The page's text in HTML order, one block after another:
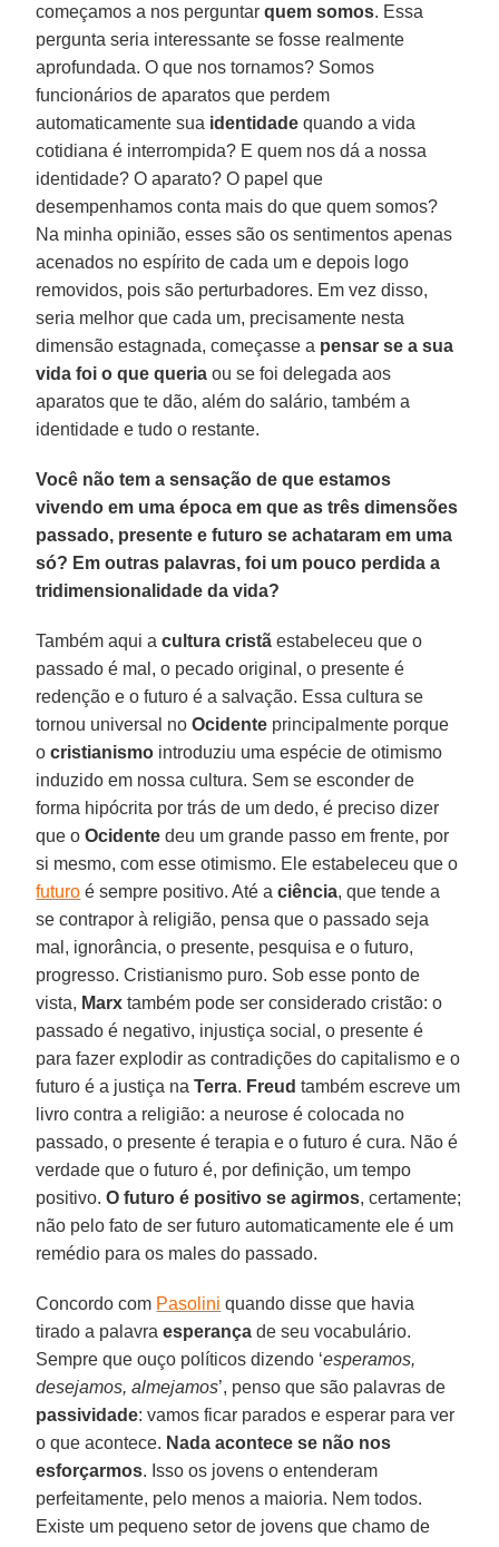
começamos a nos perguntarquem somos. Essa
pergunta seria interessante se fosse realmente
aprofundada. O que nos tornamos? Somos
funcionários de aparatos que perdem
automaticamente sua identidade quando a vida
cotidiana é interrompida? E quem nos dá a nossa
identidade? O aparato? O papel que
desempenhamos conta mais do que quem somos?
Na minha opinião, esses são os sentimentos apenas
acenados no espírito de cada um e depois logo
removidos, pois são perturbadores. Em vez disso,
seria melhor que cada um, precisamente nesta
dimensão estagnada, começasse a pensar se a sua
vida foi o que queria ou se foi delegada aos
aparatos que te dão, além do salário, também a
identidade e tudo o restante.
Você não tem a sensação de que estamos
vivendo em uma época em que as três dimensões
passado, presente e futuro se achataram em uma
só? Em outras palavras, foi um pouco perdida a
tridimensionalidade da vida?
Também aqui acultura cristã estabeleceu que o
passado é mal, o pecado original, o presente é
redenção e o futuro é a salvação. Essa cultura se
tornou universal noOcidente principalmente porque
ocristianismo introduziu uma espécie de otimismo
induzido em nossa cultura. Sem se esconder de
forma hipócrita por trás de um dedo, é preciso dizer
que oOcidente deu um grande passo em frente, por
si mesmo, com esse otimismo. Ele estabeleceu que o
futuro é sempre positivo. Até aciência, que tende a
se contrapor à religião, pensa que o passado seja
mal, ignorância, o presente, pesquisa e o futuro,
progresso. Cristianismo puro. Sob esse ponto de
vista, Marx também pode ser considerado cristão: o
passado é negativo, injustiça social, o presente é
para fazer explodir as contradições do capitalismo e o
futuro é a justiça naTerra. Freud também escreve um
livro contra a religião: a neurose é colocada no
passado, o presente é terapia e o futuro é cura. Não é
verdade que o futuro é, por definição, um tempo
positivo.O futuro é positivo se agirmos, certamente;
não pelo fato de ser futuro automaticamente ele é um
remédio para os males do passado.
Concordo com Pasolini quando disse que havia
tirado a palavraesperança de seu vocabulário.
Sempre que ouço políticos dizendo ‘esperamos,
desejamos, almejamos’, penso que são palavras de
passividade: vamos ficar parados e esperar para ver
o que acontece. Nada acontece se não nos
esforçarmos. Isso os jovens o entenderam
perfeitamente, pelo menos a maioria. Nem todos.
Existe um pequeno setor de jovens que chamo de